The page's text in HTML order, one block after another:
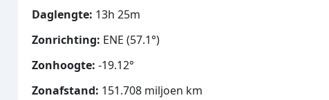
Daglengte: 13h 25m
Zonrichting: ENE (57.1°)
Zonhoogte: -19.12°
Zonafstand: 151.708 miljoen km